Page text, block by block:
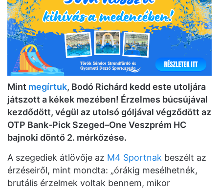
Mint megírtuk, Bodó Richárd kedd este utoljára
játszott a kékek mezében! Érzelmes búcsújával
kezdődött, végül az utolsó góljával végződött az
OTP Bank-Pick Szeged–One Veszprém HC
bajnoki döntő 2. mérkőzése.
A szegediek átlövője az M4 Sportnak beszélt az
érzéseiről, mint mondta: „órákig mesélhetnék,
brutális érzelmek voltak bennem, mikor